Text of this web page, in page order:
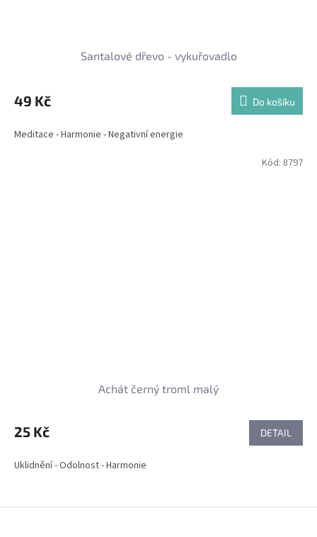
Santalové dřevo - vykuřovadlo
49 Kč Do košíku
Meditace - Harmonie - Negativní energie
Achát černý troml malý
25 Kč DETAIL
Uklidnění - Odolnost - Harmonie
Kód: 8797